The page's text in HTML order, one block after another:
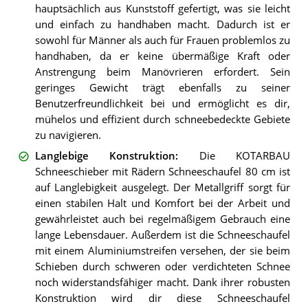
hauptsächlich aus Kunststoff gefertigt, was sie leicht
und einfach zu handhaben macht. Dadurch ist er
sowohl für Männer als auch für Frauen problemlos zu
handhaben, da er keine übermäßige Kraft oder
Anstrengung beim Manövrieren erfordert. Sein
geringes Gewicht trägt ebenfalls zu seiner
Benutzerfreundlichkeit bei und ermöglicht es dir,
mühelos und effizient durch schneebedeckte Gebiete
zu navigieren.
Langlebige Konstruktion: Die KOTARBAU
Schneeschieber mit Rädern Schneeschaufel 80 cm ist
auf Langlebigkeit ausgelegt. Der Metallgriff sorgt für
einen stabilen Halt und Komfort bei der Arbeit und
gewährleistet auch bei regelmäßigem Gebrauch eine
lange Lebensdauer. Außerdem ist die Schneeschaufel
mit einem Aluminiumstreifen versehen, der sie beim
Schieben durch schweren oder verdichteten Schnee
noch widerstandsfähiger macht. Dank ihrer robusten
Konstruktion wird dir diese Schneeschaufel